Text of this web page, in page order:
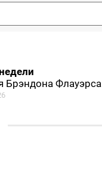
Брэндона Флауэрса